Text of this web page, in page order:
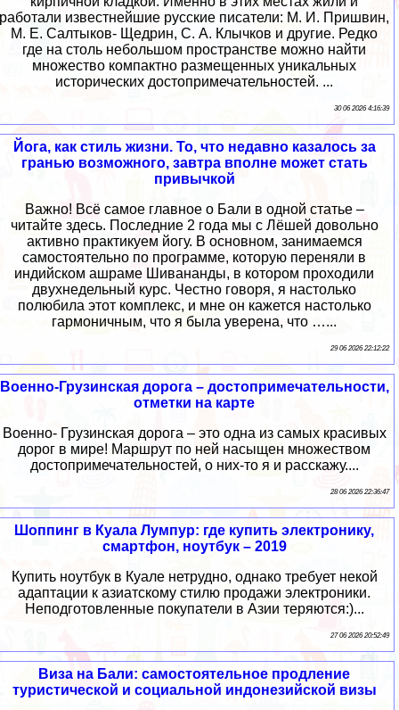
работали известнейшие русские писатели: М. И. Пришвин,
М. Е. Салтыков- Щедрин, С. А. Клычков и другие. Редко
где на столь небольшом пространстве можно найти
множество компактно размещенных уникальных
исторических достопримечательностей. ...
30 06 2026 4:16:39
Йога, как стиль жизни. То, что недавно казалось за
гранью возможного, завтра вполне может стать
привычкой
Важно! Всё самое главное о Бали в одной статье –
читайте здесь. Последние 2 года мы с Лёшей довольно
активно практикуем йогу. В основном, занимаемся
самостоятельно по программе, которую переняли в
индийском ашраме Шивананды, в котором проходили
двухнедельный курс. Честно говоря, я настолько
полюбила этот комплекс, и мне он кажется настолько
гармоничным, что я была уверена, что …...
29 06 2026 22:12:22
Военно-Грузинская дорога – достопримечательности,
отметки на карте
Военно- Грузинская дорога – это одна из самых красивых
дорог в мире! Маршрут по ней насыщен множеством
достопримечательностей, о них-то я и расскажу....
28 06 2026 22:36:47
Шоппинг в Куала Лумпур: где купить электронику,
смартфон, ноутбук – 2019
Купить ноутбук в Куале нетрудно, однако требует некой
адаптации к азиатскому стилю продажи электроники.
Неподготовленные покупатели в Азии теряются:)...
27 06 2026 20:52:49
Виза на Бали: самостоятельное продление
туристической и социальной индонезийской визы